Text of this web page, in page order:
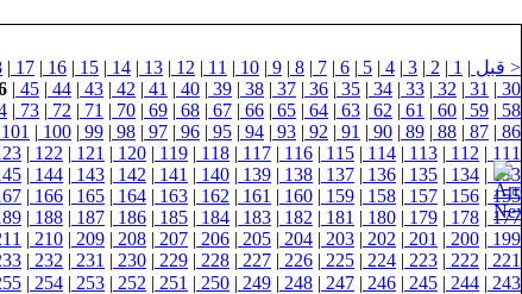
< قبل |
1
|
2
|
3
|
4
|
5
|
6
|
7
|
8
|
9
|
10
|
11
|
12
|
13
|
14
|
15
|
16
|
17
|
30
|
31
|
32
|
33
|
34
|
35
|
36
|
37
|
38
|
39
|
40
|
41
|
42
|
43
|
44
|
45
|
58
|
59
|
60
|
61
|
62
|
63
|
64
|
65
|
66
|
67
|
68
|
69
|
70
|
71
|
72
|
73
|
86
|
87
|
88
|
89
|
90
|
91
|
92
|
93
|
94
|
95
|
96
|
97
|
98
|
99
|
100
|
101
111
|
112
|
113
|
114
|
115
|
116
|
117
|
118
|
119
|
120
|
121
|
122
|
133
|
134
|
135
|
136
|
137
|
138
|
139
|
140
|
141
|
142
|
143
|
144
|
155
|
156
|
157
|
158
|
159
|
160
|
161
|
162
|
163
|
164
|
165
|
166
|
177
|
178
|
179
|
180
|
181
|
182
|
183
|
184
|
185
|
186
|
187
|
188
|
199
|
200
|
201
|
202
|
203
|
204
|
205
|
206
|
207
|
208
|
209
|
210
|
221
|
222
|
223
|
224
|
225
|
226
|
227
|
228
|
229
|
230
|
231
|
232
|
243
|
244
|
245
|
246
|
247
|
248
|
249
|
250
|
251
|
252
|
253
|
254
|